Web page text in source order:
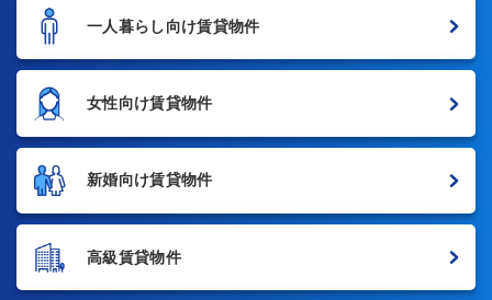
一人暮らし向け賃貸物件
女性向け賃貸物件
新婚向け賃貸物件
高級賃貸物件